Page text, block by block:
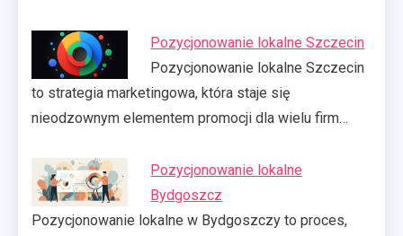
Pozycjonowanie lokalne Szczecin
Pozycjonowanie lokalne Szczecin
to strategia marketingowa, która staje się
nieodzownym elementem promocji dla wielu firm…
Pozycjonowanie lokalne
Bydgoszcz
Pozycjonowanie lokalne w Bydgoszczy to proces,